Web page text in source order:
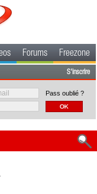
Forums Freezone
S'inscrire
Pass oublié ?